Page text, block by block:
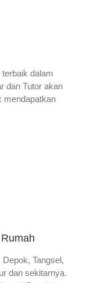
dalam
dan Tutor akan
mendapatkan
Tangsel,
dan sekitarnya.